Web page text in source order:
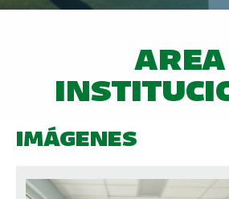
AREA
IMÁGENES